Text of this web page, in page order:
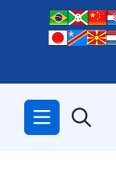
springen